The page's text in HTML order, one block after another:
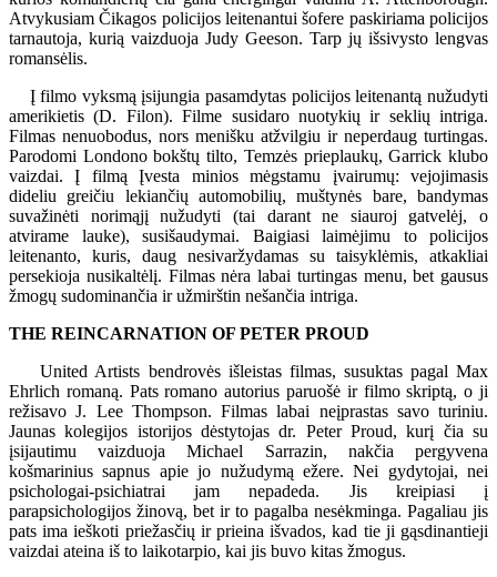
Atvykusiam Čikagos policijos leitenantui šofere paskiriama policijos
tarnautoja, kurią vaizduoja Judy Geeson. Tarp jų išsivysto lengvas
romansėlis.
Į filmo vyksmą įsijungia pasamdytas policijos leitenantą nužudyti
amerikietis (D. Filon). Filme susidaro nuotykių ir seklių intriga.
Filmas nenuobodus, nors menišku atžvilgiu ir neperdaug turtingas.
Parodomi Londono bokštų tilto, Temzės prieplaukų, Garrick klubo
vaizdai. Į filmą Įvesta minios mėgstamu įvairumų: vejojimasis
dideliu greičiu lekiančių automobilių, muštynės bare, bandymas
suvažinėti norimąjį nužudyti (tai darant ne siauroj gatvelėj, o
atvirame lauke), susišaudymai. Baigiasi laimėjimu to policijos
leitenanto, kuris, daug nesivaržydamas su taisyklėmis, atkakliai
persekioja nusikaltėlį. Filmas nėra labai turtingas menu, bet gausus
žmogų sudominančia ir užmirštin nešančia intriga.
THE REINCARNATION OF PETER PROUD
United Artists bendrovės išleistas filmas, susuktas pagal Max
Ehrlich romaną. Pats romano autorius paruošė ir filmo skriptą, o ji
režisavo J. Lee Thompson. Filmas labai neįprastas savo turiniu.
Jaunas kolegijos istorijos dėstytojas dr. Peter Proud, kurį čia su
įsijautimu vaizduoja Michael Sarrazin, nakčia pergyvena
košmarinius sapnus apie jo nužudymą ežere. Nei gydytojai, nei
psichologai-psichiatrai jam nepadeda. Jis kreipiasi į
parapsichologijos žinovą, bet ir to pagalba nesėkminga. Pagaliau jis
pats ima ieškoti priežasčių ir prieina išvados, kad tie ji gąsdinantieji
vaizdai ateina iš to laikotarpio, kai jis buvo kitas žmogus.